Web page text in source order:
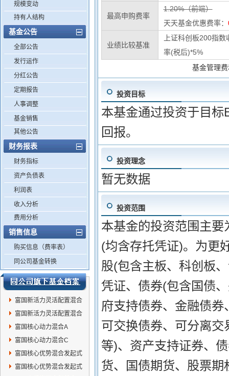
规模变动
持有人结构
基金公告
全部公告
发行运作
分红公告
定期报告
人事调整
基金销售
其他公告
财务报表
财务指标
资产负债表
利润表
收入分析
费用分析
销售信息
购买信息（费率表）
同公司基金转换
富国新活力灵活配置混合
A
富国新活力灵活配置混合
C
富国核心动力混合A
富国核心动力混合C
富国核心优势混合发起式
A
富国核心优势混合发起式
最高申购费率
1.20%（前端）
天天基金优惠费率：
业绩比较基准
上证科创板200指
率(税后)*5%
基金管理
投资目标
本基金通过投资于目
回报。
投资理念
暂无数据
投资范围
本基金的投资范围主
(均含存托凭证)。为更
股(包含主板、科创板
凭证、债券(包含国债
府支持债券、金融债
可交换债券、可分离
等)、资产支持证券、
货、国债期货、股票